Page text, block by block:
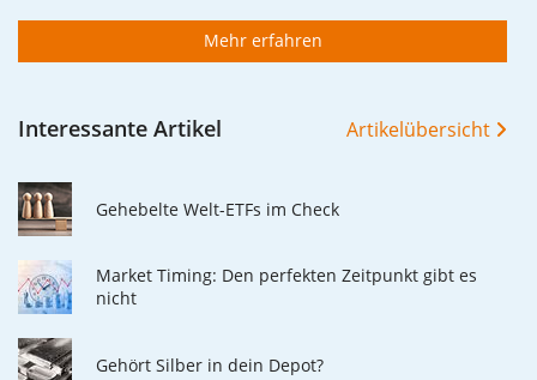
Mehr erfahren
Interessante Artikel Artikelübersicht
Gehebelte Welt-ETFs im Check
Market Timing: Den perfekten Zeitpunkt gibt es
nicht
Gehört Silber in dein Depot?